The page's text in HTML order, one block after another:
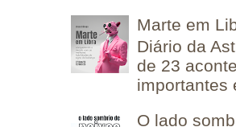
Marte em
Diário da
de 23
importantes
O lado